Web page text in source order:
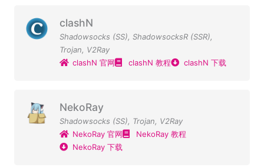
clashN
Shadowsocks (SS), ShadowsocksR (SSR),
Trojan, V2Ray
clashN 官网
clashN 教程 clashN 下载
NekoRay
Shadowsocks (SS), Trojan, V2Ray
NekoRay 官网
NekoRay 教程
NekoRay 下载